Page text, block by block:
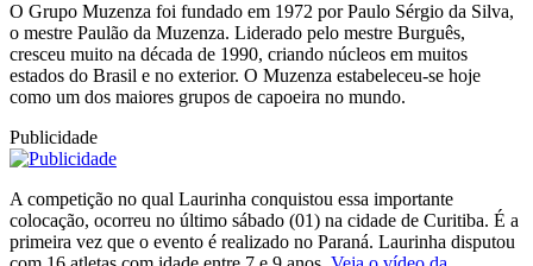
O Grupo Muzenza foi fundado em 1972 por Paulo Sérgio da Silva,
o mestre Paulão da Muzenza. Liderado pelo mestre Burguês,
cresceu muito na década de 1990, criando núcleos em muitos
estados do Brasil e no exterior. O Muzenza estabeleceu-se hoje
como um dos maiores grupos de capoeira no mundo.
Publicidade
A competição no qual Laurinha conquistou essa importante
colocação, ocorreu no último sábado (01) na cidade de Curitiba. É a
primeira vez que o evento é realizado no Paraná. Laurinha disputou